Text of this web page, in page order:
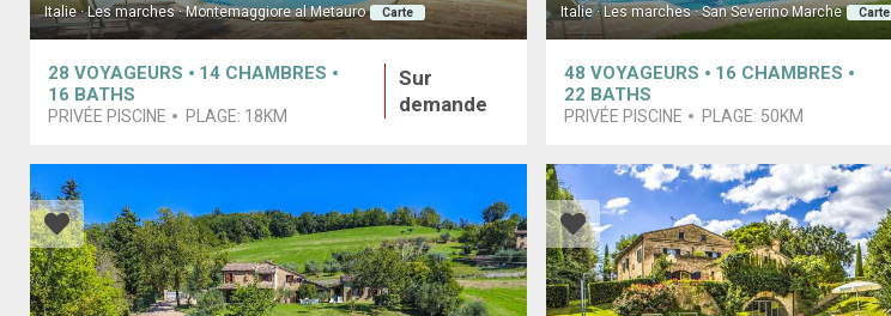
Italie · Les marches · Montemaggiore al Metauro Carte
28 VOYAGEURS 14 CHAMBRES
16 BATHS
PRIVÉE PISCINE PLAGE: 18KM
Sur
demande
Italie · Les marches · San Severino Marche Carte
48VOYAGEURS 16 CHAMBRES
22 BATHS
PRIVÉE PISCINE PLAGE: 50KM